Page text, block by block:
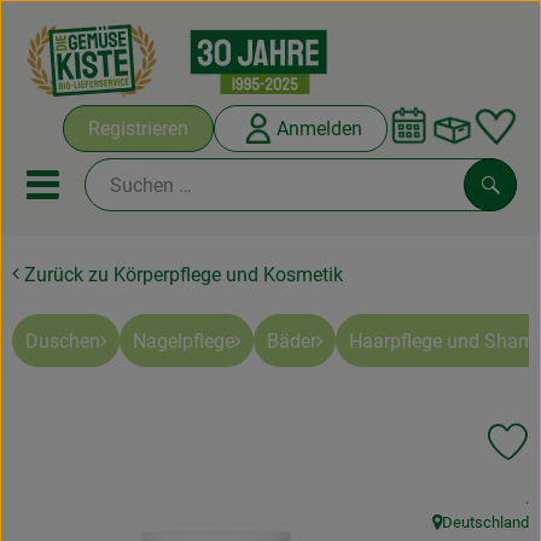
Registrieren Anmelden
Mobiles Menu öffnen oder
Abokisten
Kochboxen
Zurück zu Körperpflege und Kosmetik
Duschen Nagelpflege Bäder Haarpflege und
,
.
, Herkunft:
Deutschland